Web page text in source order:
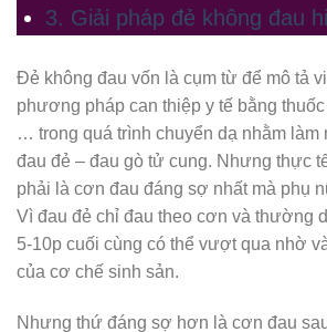
3. Giải pháp đẻ không đau
Đẻ không đau vốn là cụm từ để mô tả
phương pháp can thiệp y tế bằng
… trong quá trình chuyển dạ nhằm làm
đau đẻ – đau gò tử cung. Nhưng thực
phải là cơn đau đáng sợ nhất mà phụ
Vì đau đẻ chỉ đau theo cơn và thường
5-10p cuối cùng có thể vượt qua nhờ
của cơ chế sinh sản.
Nhưng thứ đáng sợ hơn là cơn đau